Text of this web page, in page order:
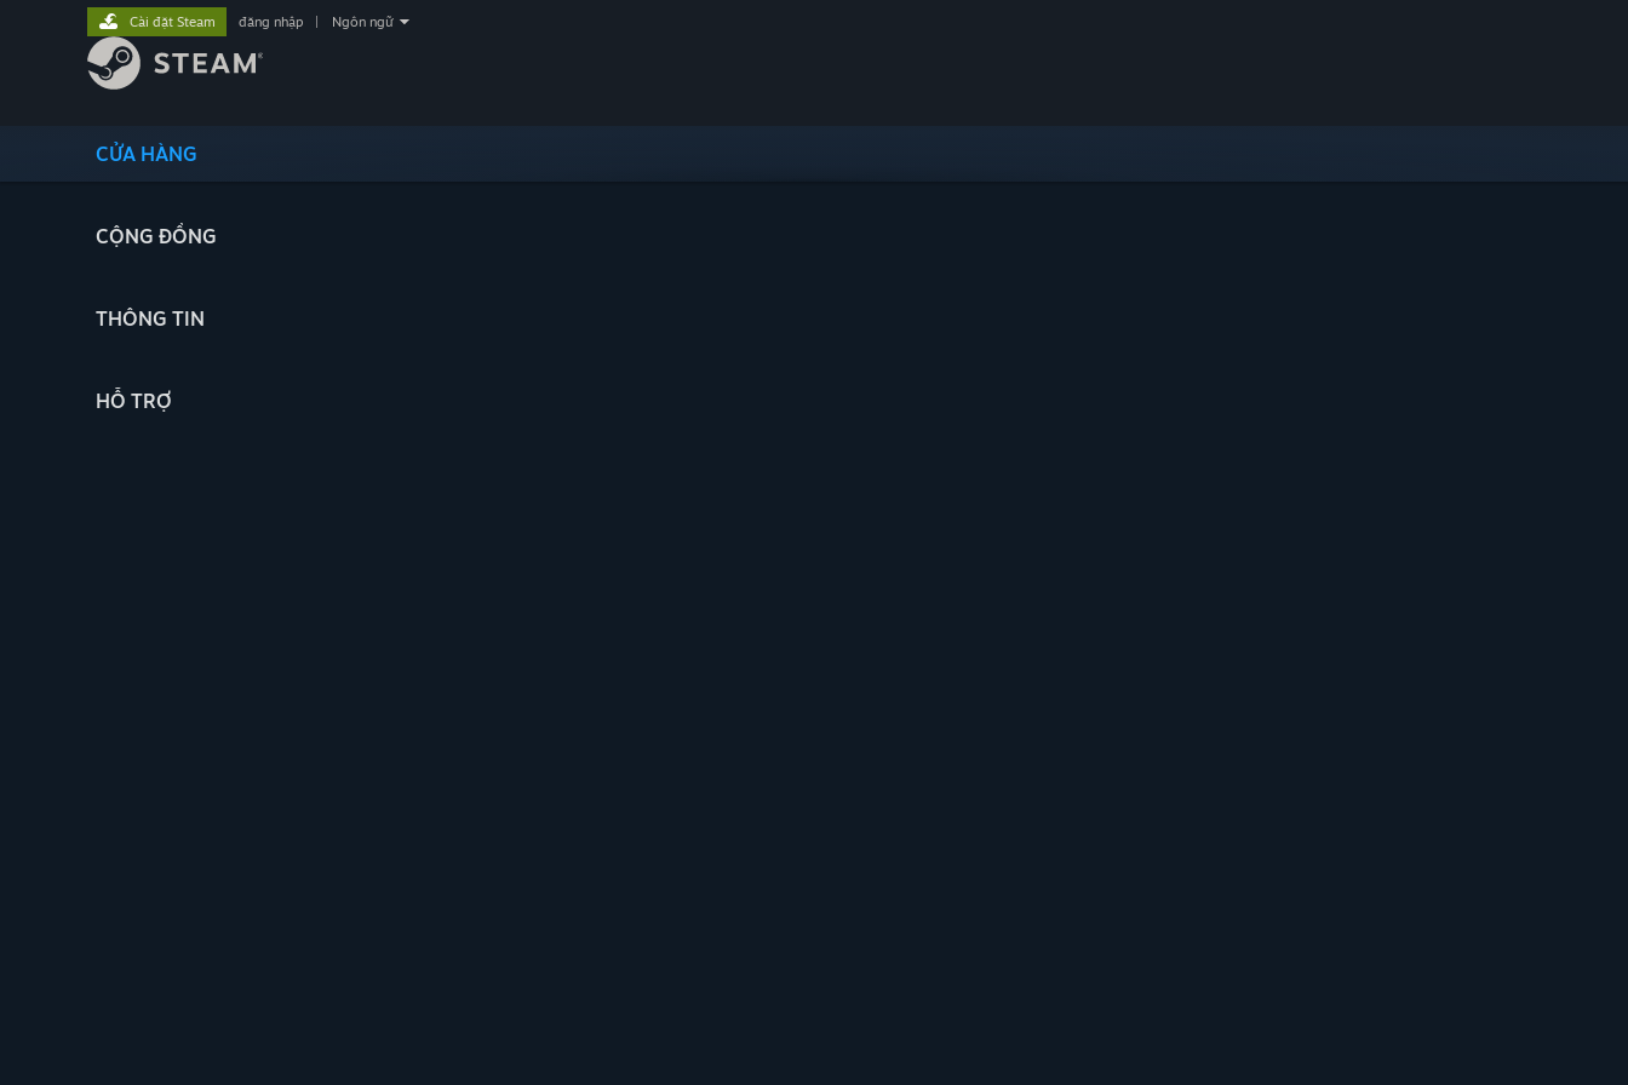
CỬA HÀNG
CỘNG ĐỒNG
THÔNG TIN
HỖ TRỢ
Cài đặt Steam đăng nhập Ngôn ngữ